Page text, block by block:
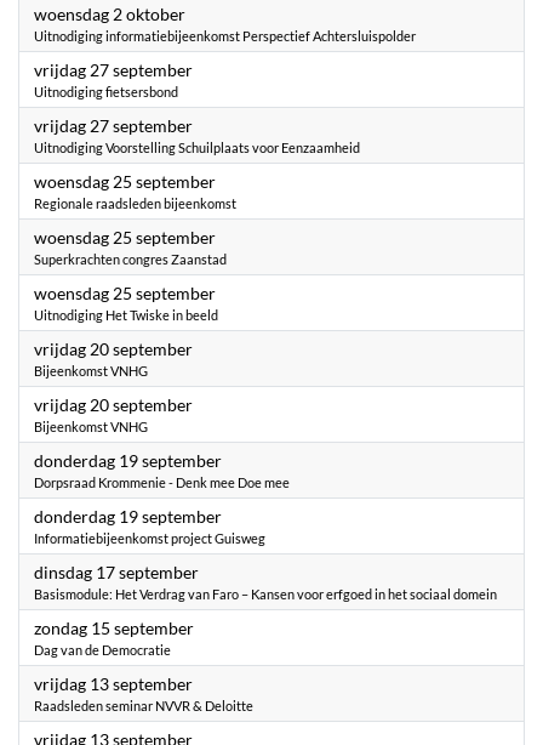
woensdag 2 oktober2024
Uitnodiging informatiebijeenkomst Perspectief Achtersluispolder
vrijdag 27 september2024
Uitnodiging fietsersbond
vrijdag 27 september2024
Uitnodiging Voorstelling Schuilplaats voor Eenzaamheid
woensdag 25 september2024
Regionale raadsleden bijeenkomst
woensdag 25 september2024
Superkrachten congres Zaanstad
woensdag 25 september2024
Uitnodiging Het Twiske in beeld
vrijdag 20 september2024
Bijeenkomst VNHG
vrijdag 20 september2024
Bijeenkomst VNHG
donderdag 19 september2024
Dorpsraad Krommenie - Denk mee Doe mee
donderdag 19 september2024
Informatiebijeenkomst project Guisweg
dinsdag 17 september2024
Basismodule: Het Verdrag van Faro – Kansen voor erfgoed in het sociaal domein
zondag 15 september2024
Dag van de Democratie
vrijdag 13 september2024
Raadsleden seminar NVVR & Deloitte
vrijdag 13 september2024